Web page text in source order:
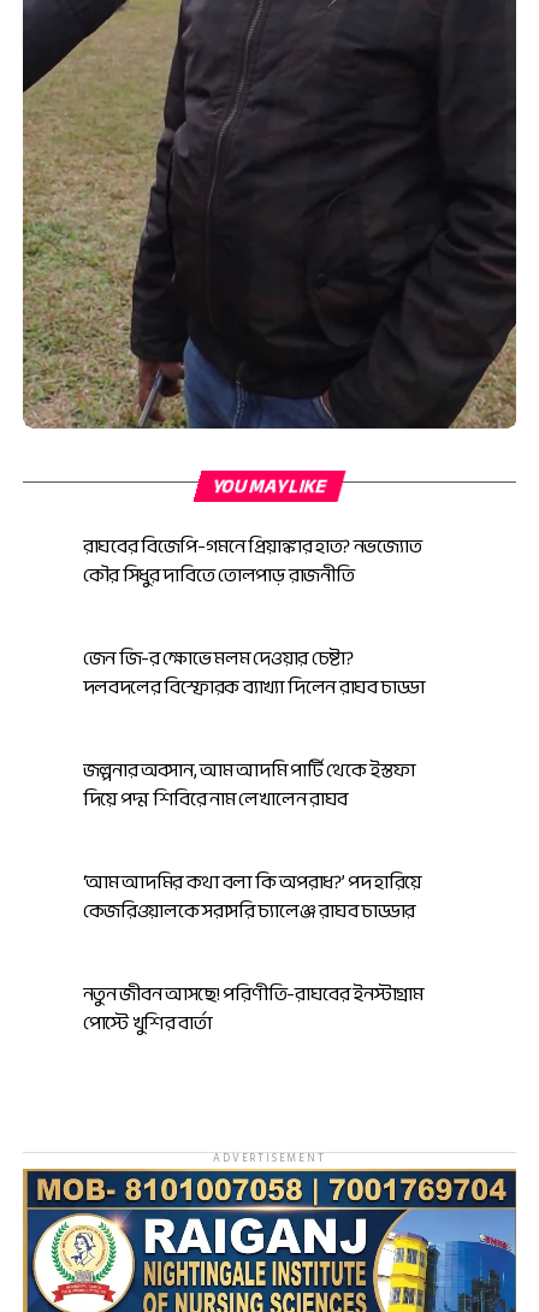
YOU MAY LIKE
রাঘবের বিজেপি-গমনে প্রিয়াঙ্কার হাত? নভজ্যোত
কৌর সিধুর দাবিতে তোলপাড় রাজনীতি
জেন জি-র ক্ষোভে মলম দেওয়ার চেষ্টা?
দলবদলের বিস্ফোরক ব্যাখ্যা দিলেন রাঘব চাড্ডা
জল্পনার অবসান, আম আদমি পার্টি থেকে ইস্তফা
দিয়ে পদ্ম শিবিরে নাম লেখালেন রাঘব
‘আম আদমির কথা বলা কি অপরাধ?’ পদ হারিয়ে
কেজরিওয়ালকে সরাসরি চ্যালেঞ্জ রাঘব চাড্ডার
নতুন জীবন আসছে! পরিণীতি-রাঘবের ইনস্টাগ্রাম
পোস্টে খুশির বার্তা
ADVERTISEMENT